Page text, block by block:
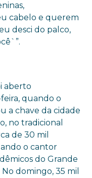
cabelo e querem
desci do palco,
aberto
quando o
a chave da cidade
no tradicional
de 30 mil
o cantor
do Grande
domingo, 35 mil